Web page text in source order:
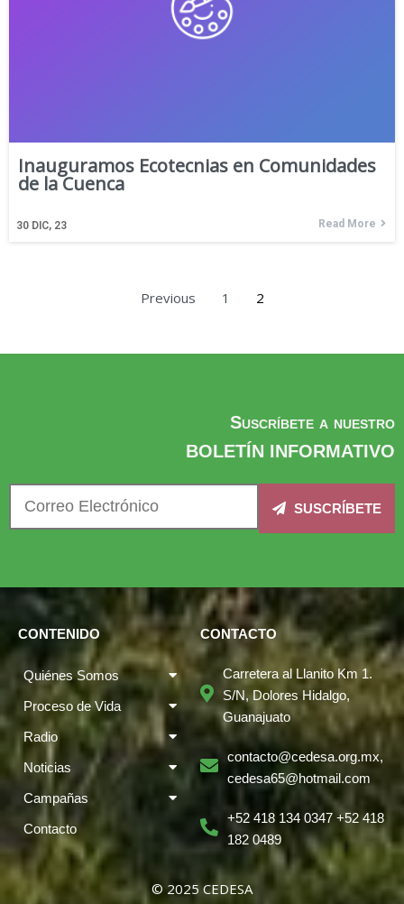
Inauguramos Ecotecnias en Comunidades
de la Cuenca
30 DIC, 23 Read More
Previous 1 2
Suscríbete a nuestro
BOLETÍN INFORMATIVO
SUSCRÍBETE
CONTENIDO
Quiénes Somos
Proceso de Vida
Radio
Noticias
Campañas
Contacto
CONTACTO
Carretera al Llanito Km 1.
S/N, Dolores Hidalgo,
Guanajuato
contacto@cedesa.org.mx,
cedesa65@hotmail.com
+52 418 134 0347 +52 418
182 0489
© 2025 CEDESA